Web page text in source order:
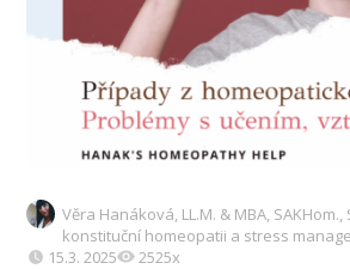
Věra Hanáková, LL.M. & MBA,
konstituční homeopatii a stress
15.3. 2025
2525x